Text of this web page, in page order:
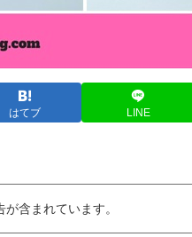
はてブ LINE
含まれています。